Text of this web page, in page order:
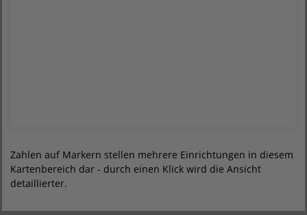
Zahlen auf Markern stellen mehrere Einrichtungen in diesem
Kartenbereich dar - durch einen Klick wird die Ansicht
detaillierter.